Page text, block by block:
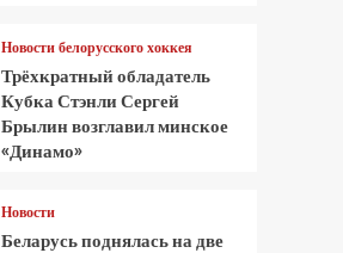
Новости белорусского хоккея
Трёхкратный обладатель
Кубка Стэнли Сергей
Брылин возглавил минское
«Динамо»
Новости
Беларусь поднялась на две